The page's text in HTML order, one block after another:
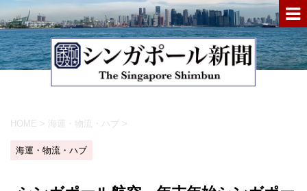
HOME > 海運・物流・ハブ >
海運・物流・ハブ